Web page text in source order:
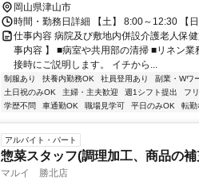
岡山県津山市
時間・勤務日詳細 【土】 8:00～12:30 【
仕事内容 病院及び敷地内併設介護老人保
事内容 】 ■病室や共用部の清掃 ■リネン
接時にご説明します。 イチから...
制服あり 扶養内勤務OK 社員登用あり 副業・Wワ
土日祝のみOK
主婦・主夫歓迎 週1シフト提出 フ
学歴不問
車通勤OK 職場見学可 平日のみOK 転勤
アルバイト・パート
惣菜スタッフ(調理加工、商品の
マルイ 勝北店